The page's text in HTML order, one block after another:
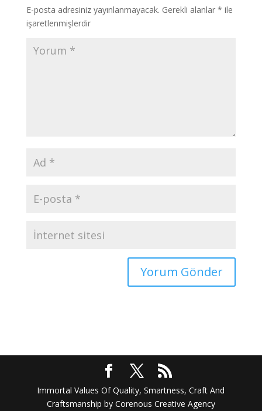
E-posta adresiniz yayınlanmayacak. Gerekli alanlar * ile
işaretlenmişlerdir
Immortal Values Of Quality, Smartness, Craft And
Craftsmanship by Corenous Creative Agency